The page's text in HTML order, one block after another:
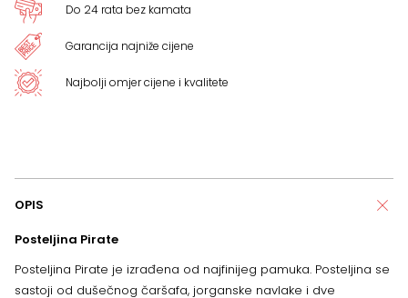
Do 24 rata bez kamata
Garancija najniže cijene
Najbolji omjer cijene i kvalitete
OPIS
Posteljina Pirate
Posteljina Pirate je izrađena od najfinijeg pamuka. Posteljina se
sastoji od dušečnog čaršafa, jorganske navlake i dve